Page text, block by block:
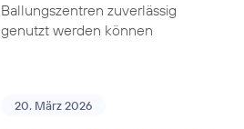
Ballungszentren zuverlässig
genutzt werden können
20. März 2026